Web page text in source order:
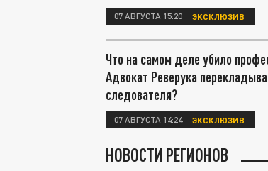
07 АВГУСТА 15:20 ЭКСКЛЮЗИВ
Что на самом деле убило
Адвокат Реверука
следователя?
07 АВГУСТА 14:24 ЭКСКЛЮЗИВ
НОВОСТИ РЕГИОНОВ